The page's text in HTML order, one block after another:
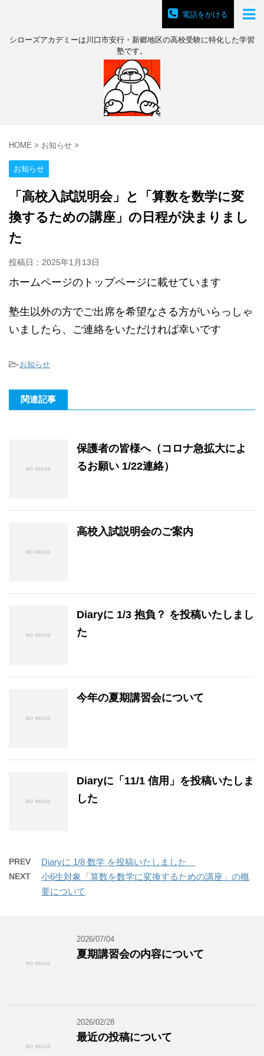
電話をかける
シローズアカデミーは川口市安行・新郷地区の高校受験に特化した学習
塾です。
HOME > お知らせ >
お知らせ
「高校入試説明会」と「算数を数学に変
換するための講座」の日程が決まりまし
た
投稿日： 2025年1月13日
ホームページのトップページに載せています
塾生以外の方でご出席を希望なさる方がいらっしゃ
いましたら、ご連絡をいただければ幸いです
-お知らせ
関連記事
保護者の皆様へ（コロナ急拡大によ
るお願い 1/22連絡）
高校入試説明会のご案内
Diaryに 1/3 抱負？ を投稿いたしまし
た
今年の夏期講習会について
Diaryに「11/1 信用」を投稿いたしま
した
PREV Diaryに 1/8 数学 を投稿いたしました
NEXT
小6生対象「算数を数学に変換するための講座」の概
要について
2026/07/04
夏期講習会の内容について
2026/02/28
最近の投稿について